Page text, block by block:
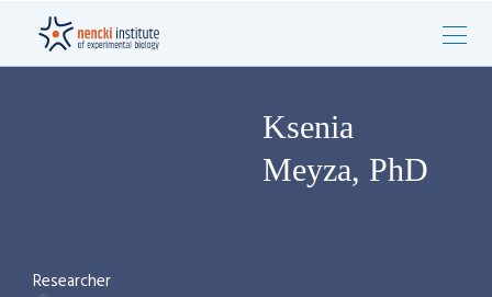
Ksenia
Meyza, PhD
Researcher